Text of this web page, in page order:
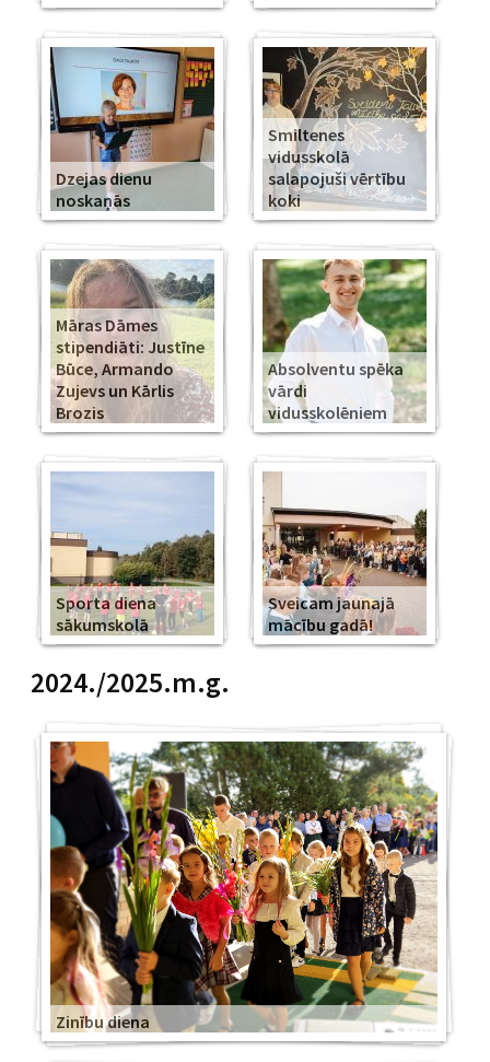
Dzejas dienu
noskaņās
Smiltenes
vidusskolā
salapojuši vērtību
koki
Māras Dāmes
stipendiāti: Justīne
Būce, Armando
Zujevs un Kārlis
Brozis
Absolventu spēka
vārdi
vidusskolēniem
Sporta diena
sākumskolā
Sveicam jaunajā
mācību gadā!
2024./2025.m.g.
Zinību diena